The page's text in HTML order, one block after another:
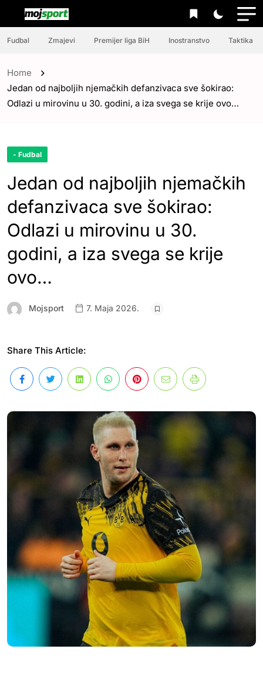
Fudbal Zmajevi Premijer liga BiH Inostranstvo Taktika
Home
Jedan od najboljih njemačkih defanzivaca sve šokirao:
Odlazi u mirovinu u 30. godini, a iza svega se krije ovo…
- Fudbal
Jedan od najboljih njemačkih
defanzivaca sve šokirao:
Odlazi u mirovinu u 30.
godini, a iza svega se krije
ovo…
Mojsport 7. Maja 2026.
Share This Article: